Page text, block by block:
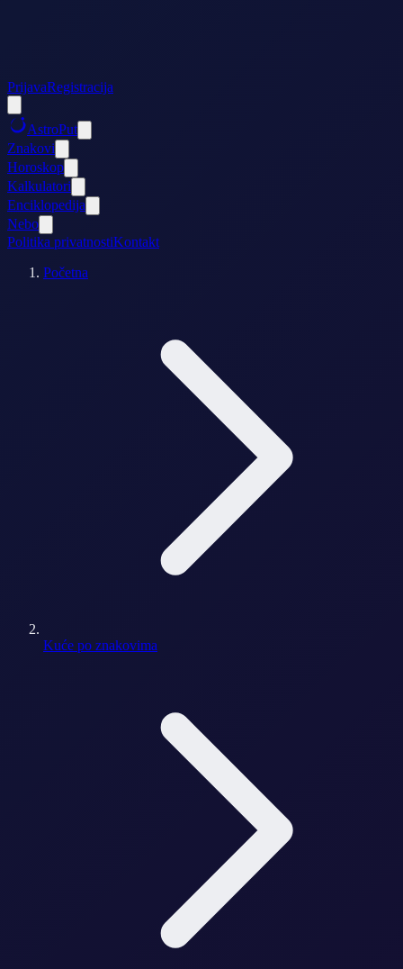
PrijavaRegistracija
AstroPut
Znakovi
Horoskop
Kalkulatori
Enciklopedija
Nebo
Politika privatnostiKontakt
Početna
Kuće po znakovima